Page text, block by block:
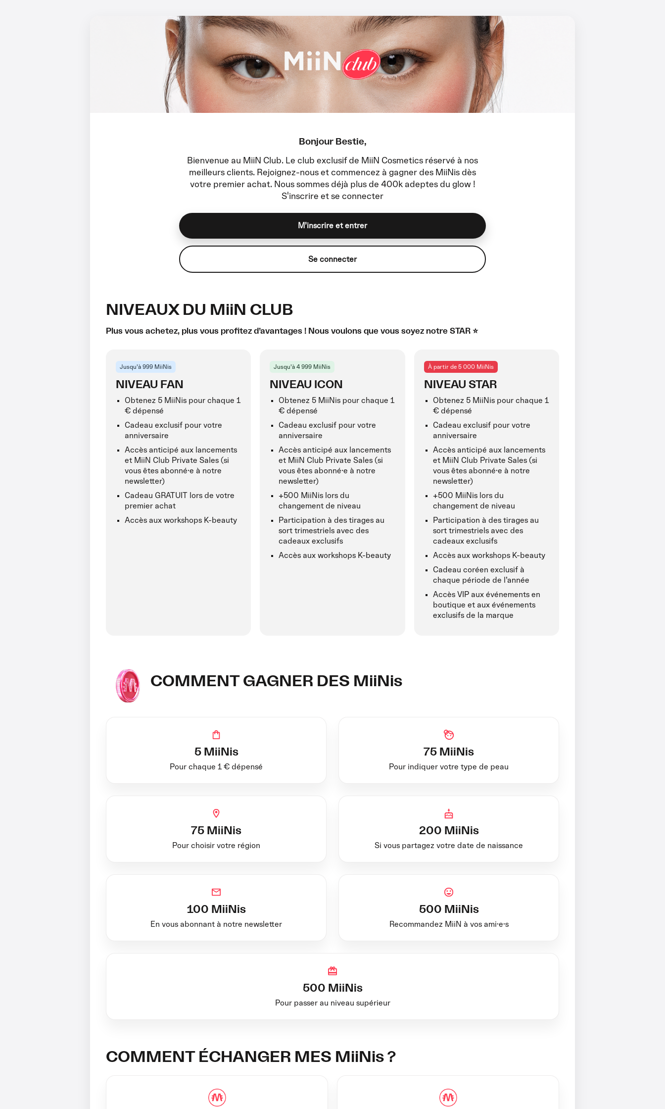
Bonjour Bestie,
Bienvenue au MiiN Club. Le club exclusif de MiiN Cosmetics réservé à nos
meilleurs clients. Rejoignez-nous et commencez à gagner des MiiNis dès
votre premier achat. Nous sommes déjà plus de 400k adeptes du glow !
S'inscrire et se connecter
M’inscrire et entrer
Se connecter
NIVEAUX DU MiiN CLUB
Plus vous achetez, plus vous profitez d’avantages ! Nous voulons que vous soyez notre STAR ⭐️
Jusqu’à 999 MiiNis
NIVEAU FAN
Obtenez 5 MiiNis pour chaque 1
€ dépensé
Cadeau exclusif pour votre
anniversaire
Accès anticipé aux lancements
et MiiN Club Private Sales (si
vous êtes abonné·e à notre
newsletter)
Cadeau GRATUIT lors de votre
premier achat
Accès aux workshops K-beauty
Jusqu’à 4 999 MiiNis
NIVEAU ICON
Obtenez 5 MiiNis pour chaque 1
€ dépensé
Cadeau exclusif pour votre
anniversaire
Accès anticipé aux lancements
et MiiN Club Private Sales (si
vous êtes abonné·e à notre
newsletter)
+500 MiiNis lors du
changement de niveau
Participation à des tirages au
sort trimestriels avec des
cadeaux exclusifs
Accès aux workshops K-beauty
À partir de 5 000 MiiNis
NIVEAU STAR
Obtenez 5 MiiNis pour chaque 1
€ dépensé
Cadeau exclusif pour votre
anniversaire
Accès anticipé aux lancements
et MiiN Club Private Sales (si
vous êtes abonné·e à notre
newsletter)
+500 MiiNis lors du
changement de niveau
Participation à des tirages au
sort trimestriels avec des
cadeaux exclusifs
Accès aux workshops K-beauty
Cadeau coréen exclusif à
chaque période de l’année
Accès VIP aux événements en
boutique et aux événements
exclusifs de la marque
COMMENT GAGNER DES MiiNis
5 MiiNis
Pour chaque 1 € dépensé
75 MiiNis
Pour indiquer votre type de peau
75 MiiNis
Pour choisir votre région
200 MiiNis
Si vous partagez votre date de naissance
100 MiiNis
En vous abonnant à notre newsletter
500 MiiNis
Recommandez MiiN à vos ami·e·s
500 MiiNis
Pour passer au niveau supérieur
COMMENT ÉCHANGER MES MiiNis ?